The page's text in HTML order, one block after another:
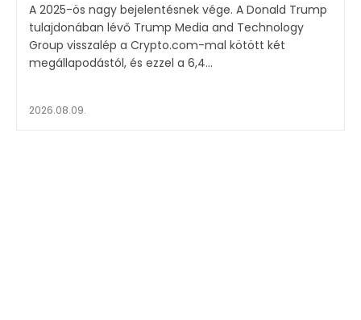
A 2025-ös nagy bejelentésnek vége. A Donald Trump
tulajdonában lévő Trump Media and Technology
Group visszalép a Crypto.com-mal kötött két
megállapodástól, és ezzel a 6,4...
2026.08.09.